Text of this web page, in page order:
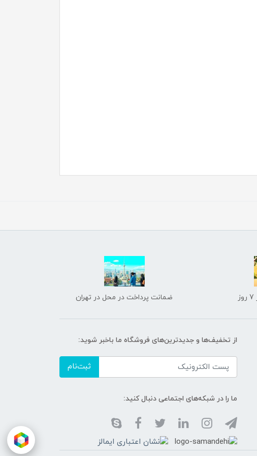
ضمانت پرداخت در محل در تهران
از تخفیف‌ها و جدیدترین‌های فروشگاه ما باخبر شوید:
ثبت‌نام
ما را در شبکه‌های اجتماعی دنبال کنید: